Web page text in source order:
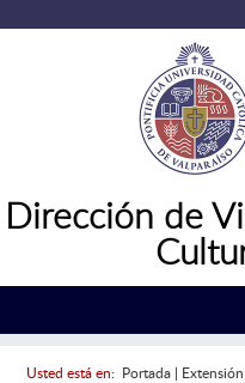
Dirección de
Usted está en: Portada|